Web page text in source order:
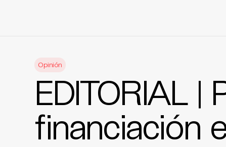
Opinión
EDITORIAL |
financiación